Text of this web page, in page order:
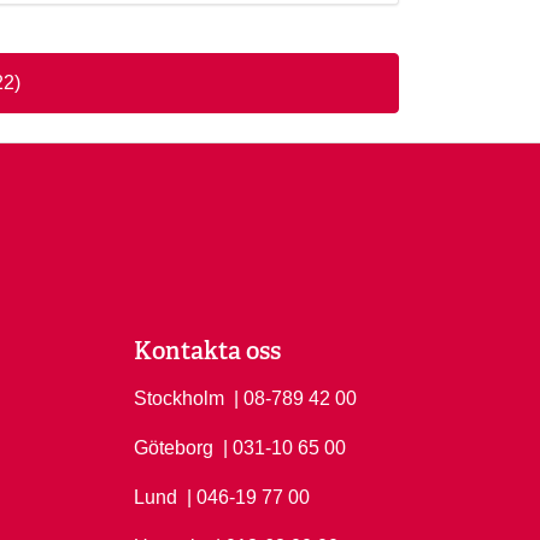
Kontakta oss
Stockholm Ring Stockholm på
| 08-789 42 00
Göteborg Ring Göteborg på
| 031-10 65 00
Lund Ring Lund på
| 046-19 77 00